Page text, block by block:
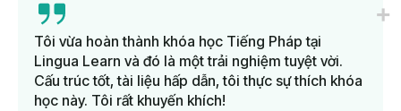
Tôi vừa hoàn thành khóa học Tiếng Pháp tại
Lingua Learn và đó là một trải nghiệm tuyệt vời.
Cấu trúc tốt, tài liệu hấp dẫn, tôi thực sự thích khóa
học này. Tôi rất khuyến khích!